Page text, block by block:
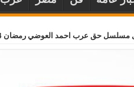
مسلسل حق عرب احمد العوضي رمضان 2024